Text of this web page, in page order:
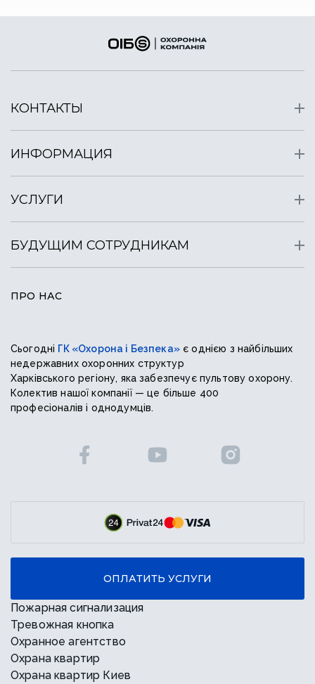
КОНТАКТЫ
ИНФОРМАЦИЯ
УСЛУГИ
БУДУЩИМ СОТРУДНИКАМ
ПРО НАС
Сьогодні ГК «Охорона і Безпека»є однією з найбільших
недержавних охоронних структур
Харківського регіону, яка забезпечує пультову охорону.
Колектив нашої компанії — це більше 400
професіоналів і однодумців.
ОПЛАТИТЬ УСЛУГИ
Пожарная сигнализация
Тревожная кнопка
Охранное агентство
Охрана квартир
Охрана квартир Киев